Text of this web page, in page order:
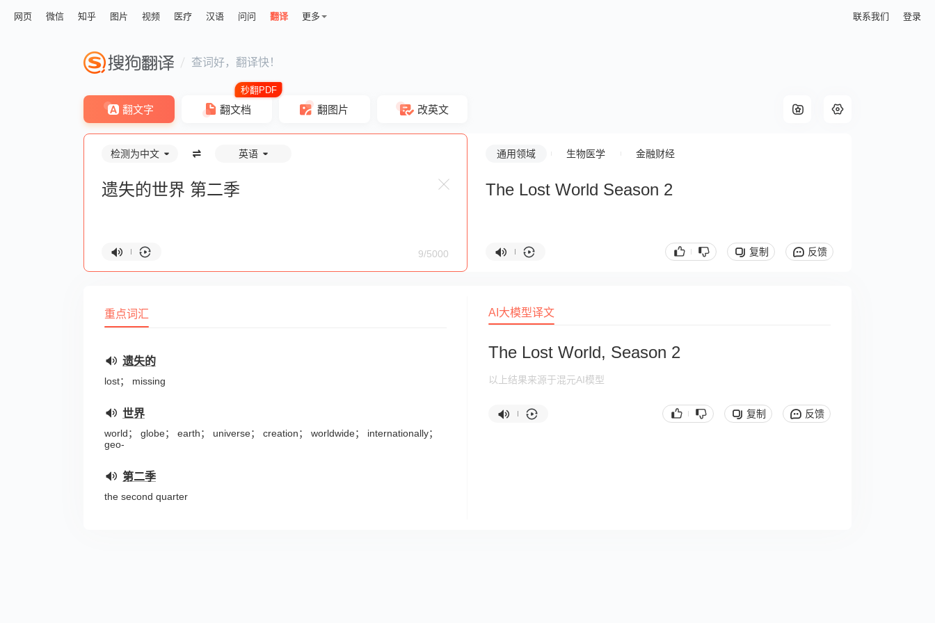
网页 微信 知乎 图片 视频 医疗 汉语 问问 翻译 更多 联系我们 登录
查词好，翻译快！
翻文字 翻文档 翻图片 改英文
检测为中文 英语
9/5000
通用领域 生物医学 金融财经
The Lost World Season 2
复制 反馈
重点词汇
遗失的
lost； missing
世界
world； globe； earth； universe； creation； worldwide； internationally；
geo-
第二季
the second quarter
AI大模型译文
The Lost World, Season 2
以上结果来源于混元AI模型
复制 反馈